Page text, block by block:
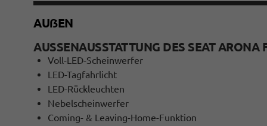
AUẞEN
AUSSENAUSSTATTUNG DES SEAT ARONA
Voll-LED-Scheinwerfer
LED-Tagfahrlicht
LED-Rückleuchten
Nebelscheinwerfer
Coming- & Leaving-Home-Funktion